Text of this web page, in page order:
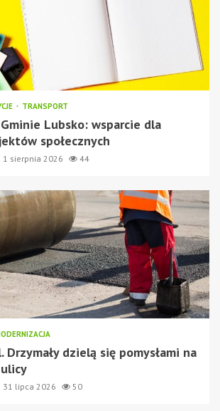
TRANSPORT
Lubsko: wsparcie dla
społecznych
1 sierpnia 2026 44
Drzymały dzielą się pomysłami na
31 lipca 2026 50